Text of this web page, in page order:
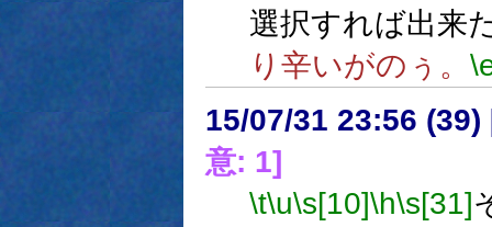
選択すれば出来
り辛いがのぅ。
15/07/31 23:56 (39)
意: 1]
\t\u\s[10]\h\s[31]